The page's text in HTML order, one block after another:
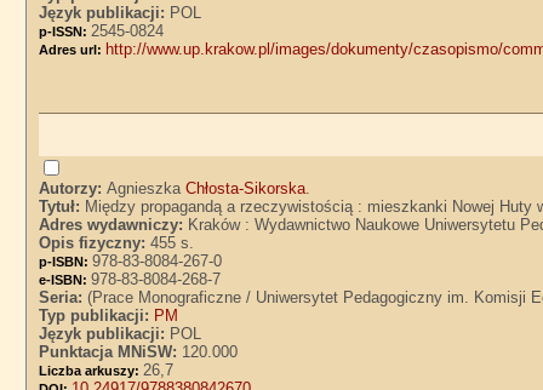
Język publikacji: POL
p-ISSN: 2545-0824
Adres url: http://www.up.krakow.pl/images/dokumenty/czasopismo/
Autorzy:AgnieszkaChłosta-Sikorska.
Tytuł: Między propagandą a rzeczywistością : mieszkanki Nowej Huty
Adres wydawniczy: Kraków : Wydawnictwo Naukowe Uniwersytetu
Opis fizyczny:455 s.
p-ISBN:978-83-8084-267-0
e-ISBN:978-83-8084-268-7
Seria:(Prace Monograficzne / Uniwersytet Pedagogiczny im. Komisji
Typ publikacji: PM
Język publikacji: POL
Punktacja MNiSW: 120.000
Liczba arkuszy: 26,7